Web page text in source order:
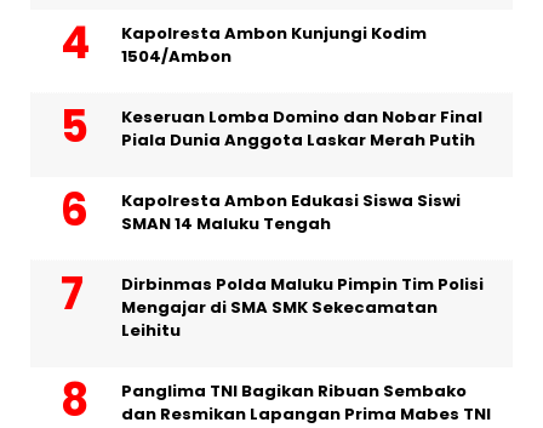
Kapolresta Ambon Kunjungi Kodim
1504/Ambon
Keseruan Lomba Domino dan Nobar Final
Piala Dunia Anggota Laskar Merah Putih
Kapolresta Ambon Edukasi Siswa Siswi
SMAN 14 Maluku Tengah
Dirbinmas Polda Maluku Pimpin Tim Polisi
Mengajar di SMA SMK Sekecamatan
Leihitu
Panglima TNI Bagikan Ribuan Sembako
dan Resmikan Lapangan Prima Mabes TNI